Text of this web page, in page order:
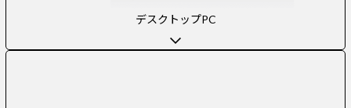
デスクトップPC